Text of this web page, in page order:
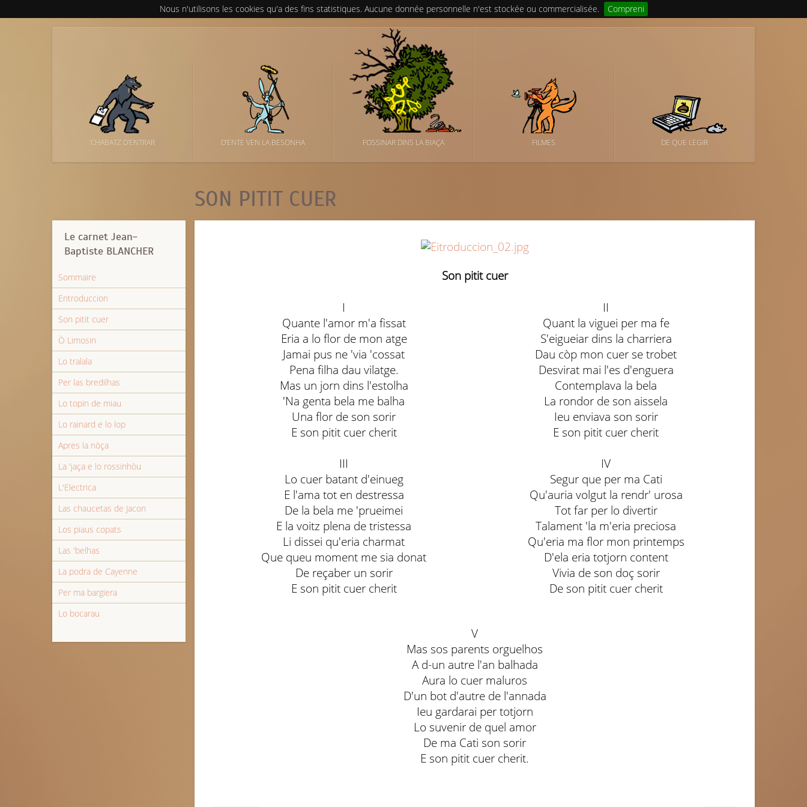
Nous n'utilisons les cookies qu'a des fins statistiques. Aucune donnée personnelle n'est stockée ou commercialisée. Compreni
’CHABATZ D’ENTRAR D’ENTE VEN LA BESONHA FOSSINAR DINS LA BIAÇA FILMES DE QUE LEGIR
SON PITIT CUER
Son pitit cuer
I
Quante l'amor m'a fissat
Eria a lo flor de mon atge
Jamai pus ne 'via 'cossat
Pena filha dau vilatge.
Mas un jorn dins l'estolha
'Na genta bela me balha
Una flor de son sorir
E son pitit cuer cherit
III
Lo cuer batant d'einueg
E l'ama tot en destressa
De la bela me 'prueimei
E la voitz plena de tristessa
Li dissei qu'eria charmat
Que queu moment me sia donat
De reçaber un sorir
E son pitit cuer cherit
II
Quant la viguei per ma fe
S'eigueiar dins la charriera
Dau còp mon cuer se trobet
Desvirat mai l'es d'enguera
Contemplava la bela
La rondor de son aissela
Ieu enviava son sorir
E son pitit cuer cherit
IV
Segur que per ma Cati
Qu'auria volgut la rendr' urosa
Tot far per lo divertir
Talament 'la m'eria preciosa
Qu'eria ma flor mon printemps
D'ela eria totjorn content
Vivia de son doç sorir
De son pitit cuer cherit
V
Mas sos parents orguelhos
A d-un autre l'an balhada
Aura lo cuer maluros
D'un bot d'autre de l'annada
Ieu gardarai per totjorn
Lo suvenir de quel amor
De ma Cati son sorir
E son pitit cuer cherit.
Le carnet Jean-
Baptiste BLANCHER
Sommaire
Entroduccion
Son pitit cuer
Ò Limosin
Lo tralala
Per las bredilhas
Lo topin de miau
Lo rainard e lo lop
Apres la nòça
La 'jaça e lo rossinhòu
L'Electrica
Las chaucetas de Jacon
Los piaus copats
Las 'belhas
La podra de Cayenne
Per ma bargiera
Lo bocarau